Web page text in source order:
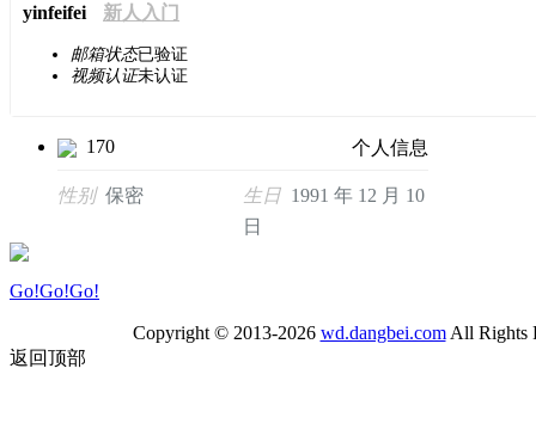
yinfeifei 新人入门
邮箱状态已验证
视频认证未认证
170 个人信息
性别 保密 生日 1991 年 12 月 10
日
Go!Go!Go!
Copyright © 2013-2026 wd.dangbei.comAll Rights
返回顶部